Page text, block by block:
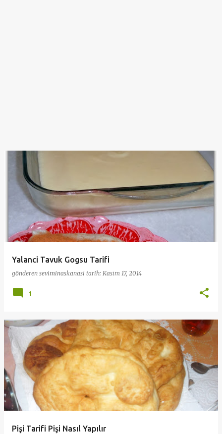
Yalanci Tavuk Gogsu Tarifi
gönderen seviminaskanasi tarih: Kasım 17, 2014
1
Pişi Tarifi Pişi Nasıl Yapılır